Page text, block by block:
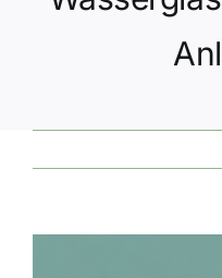
Datenschutz